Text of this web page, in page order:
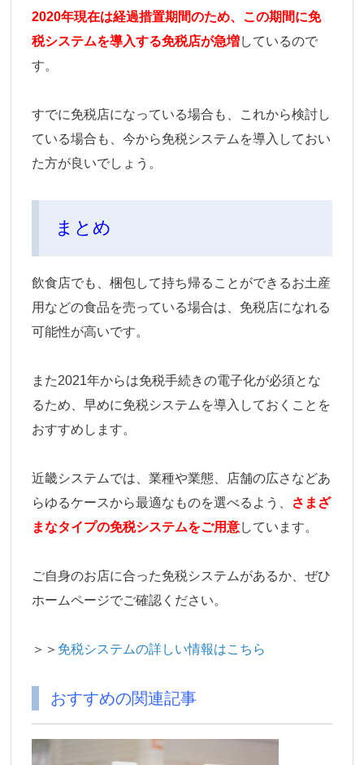
2020年現在は経過措置期間のため、この期間に免
税システムを導入する免税店が急増しているので
す。
すでに免税店になっている場合も、これから検討し
ている場合も、今から免税システムを導入しておい
た方が良いでしょう。
まとめ
飲食店でも、梱包して持ち帰ることができるお土産
用などの食品を売っている場合は、免税店になれる
可能性が高いです。
また2021年からは免税手続きの電子化が必須とな
るため、早めに免税システムを導入しておくことを
おすすめします。
近畿システムでは、業種や業態、店舗の広さなどあ
らゆるケースから最適なものを選べるよう、 さまざ
まなタイプの免税システムをご用意しています。
ご自身のお店に合った免税システムがあるか、ぜひ
ホームページでご確認ください。
＞＞ 免税システムの詳しい情報はこちら
おすすめの関連記事